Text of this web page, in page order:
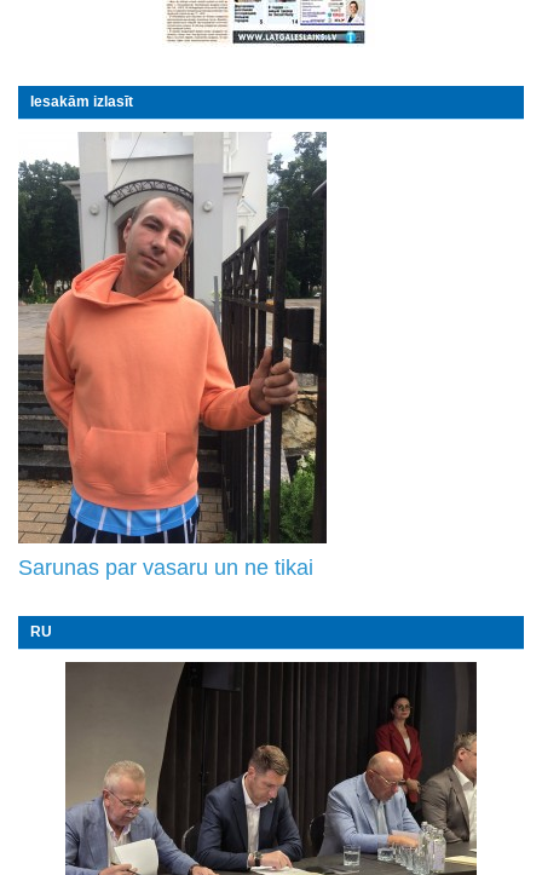
Iesakām izlasīt
Sarunas par vasaru un ne tikai
RU